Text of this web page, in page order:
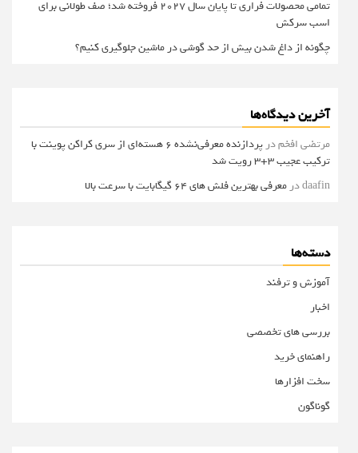
تمامی محصولات فراری تا پایان سال ۲۰۲۷ فروخته شد؛ صف طولانی برای
اسب سرکش
چگونه از داغ شدن بیش از حد گوشی در ماشین جلوگیری کنیم؟
آخرین دیدگاه‌ها
مرتضی افخمدر
پردازنده معرفی‌نشده 6 هسته‌ای از سری کراکن پوینت با
ترکیب عجیب 3+3 رویت شد
daafinدر معرفی بهترین فلش های 64 گیگابایت با سرعت بالا
دسته‌ها
آموزش و ترفند
اخبار
بررسی های تخصصی
راهنمای خرید
سخت افزارها
گوناگون